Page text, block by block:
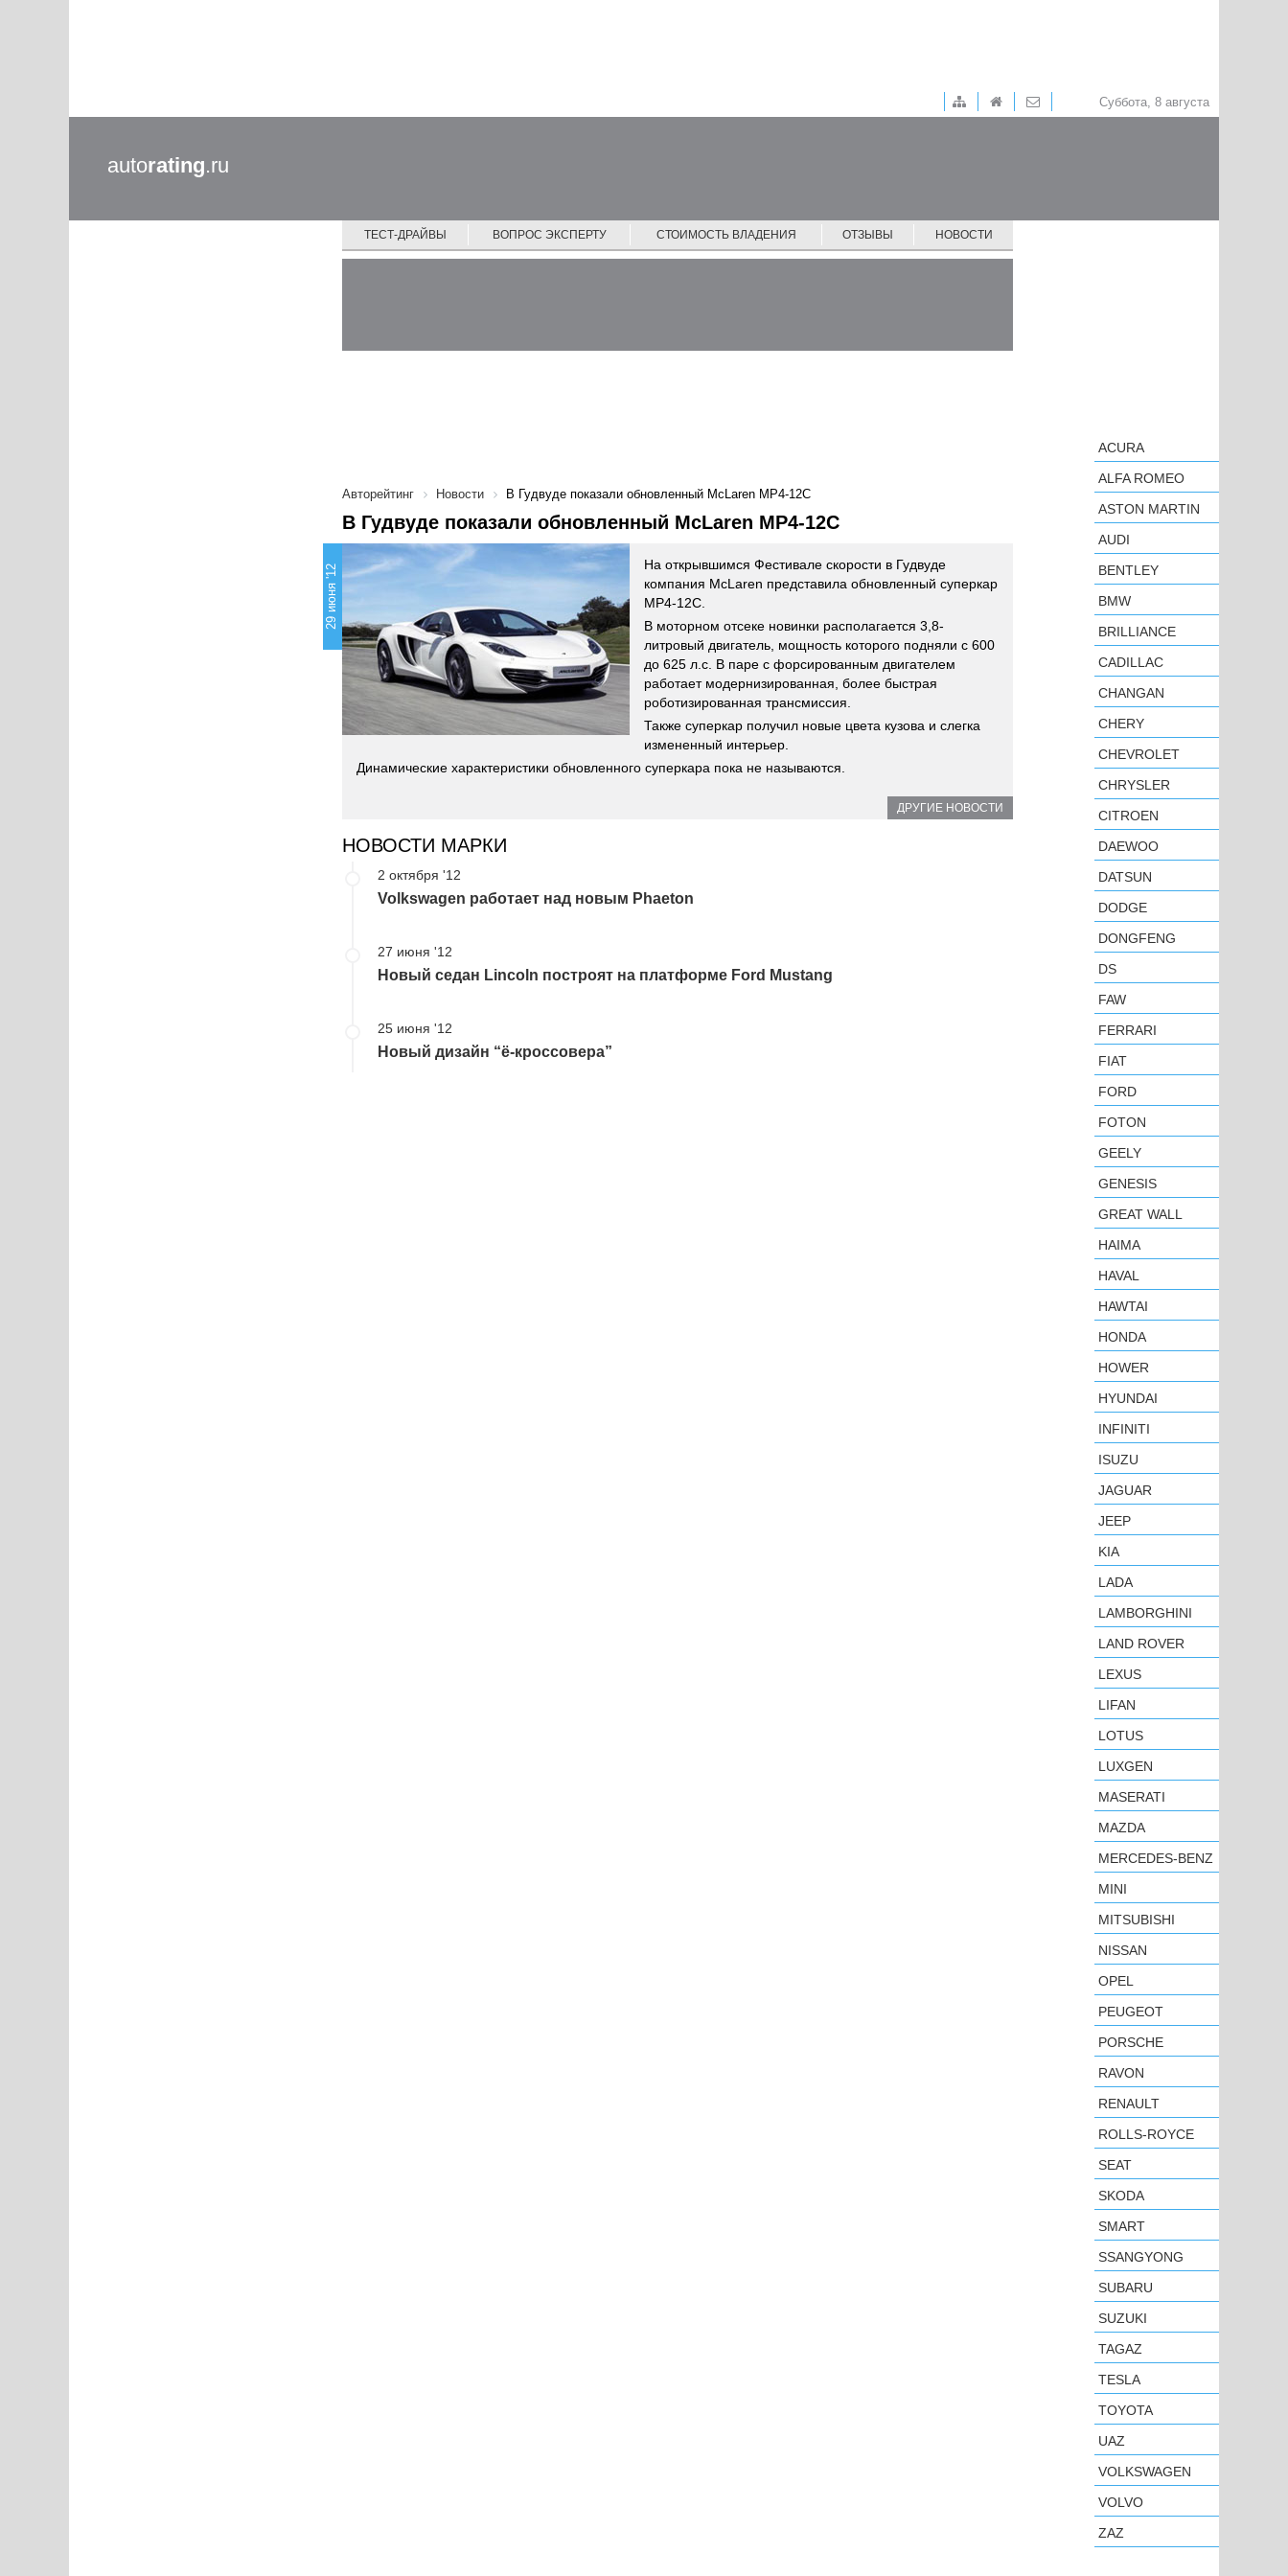
Суббота, 8 августа
autorating.ru
ТЕСТ-ДРАЙВЫ ВОПРОС ЭКСПЕРТУ СТОИМОСТЬ ВЛАДЕНИЯ ОТЗЫВЫ НОВОСТИ
Авторейтинг Новости В Гудвуде показали обновленный McLaren MP4-12C
В Гудвуде показали обновленный McLaren MP4-12C
29 июня '12
На открывшимся Фестивале скорости в Гудвуде
компания McLaren представила обновленный суперкар
MP4-12C.
В моторном отсеке новинки располагается 3,8-
литровый двигатель, мощность которого подняли с 600
до 625 л.с. В паре с форсированным двигателем
работает модернизированная, более быстрая
роботизированная трансмиссия.
Также суперкар получил новые цвета кузова и слегка
измененный интерьер.
Динамические характеристики обновленного суперкара пока не называются.
ДРУГИЕ НОВОСТИ
НОВОСТИ МАРКИ
2 октября '12
Volkswagen работает над новым Phaeton
27 июня '12
Новый седан Lincoln построят на платформе Ford Mustang
25 июня '12
Новый дизайн “ё-кроссовера”
ACURA
ALFA ROMEO
ASTON MARTIN
AUDI
BENTLEY
BMW
BRILLIANCE
CADILLAC
CHANGAN
CHERY
CHEVROLET
CHRYSLER
CITROEN
DAEWOO
DATSUN
DODGE
DONGFENG
DS
FAW
FERRARI
FIAT
FORD
FOTON
GEELY
GENESIS
GREAT WALL
HAIMA
HAVAL
HAWTAI
HONDA
HOWER
HYUNDAI
INFINITI
ISUZU
JAGUAR
JEEP
KIA
LADA
LAMBORGHINI
LAND ROVER
LEXUS
LIFAN
LOTUS
LUXGEN
MASERATI
MAZDA
MERCEDES-BENZ
MINI
MITSUBISHI
NISSAN
OPEL
PEUGEOT
PORSCHE
RAVON
RENAULT
ROLLS-ROYCE
SEAT
SKODA
SMART
SSANGYONG
SUBARU
SUZUKI
TAGAZ
TESLA
TOYOTA
UAZ
VOLKSWAGEN
VOLVO
ZAZ